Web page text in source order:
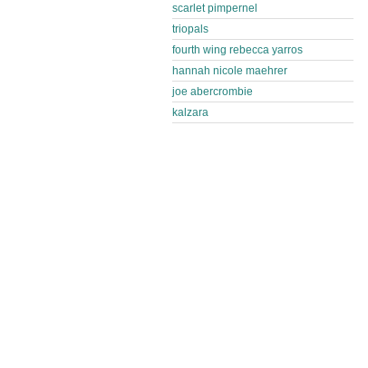
scarlet pimpernel
triopals
fourth wing rebecca yarros
hannah nicole maehrer
joe abercrombie
kalzara